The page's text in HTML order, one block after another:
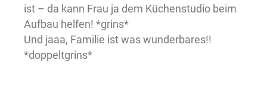
ist – da kann Frau ja dem Küchenstudio beim
Aufbau helfen! *grins*
Und jaaa, Familie ist was wunderbares!!
*doppeltgrins*